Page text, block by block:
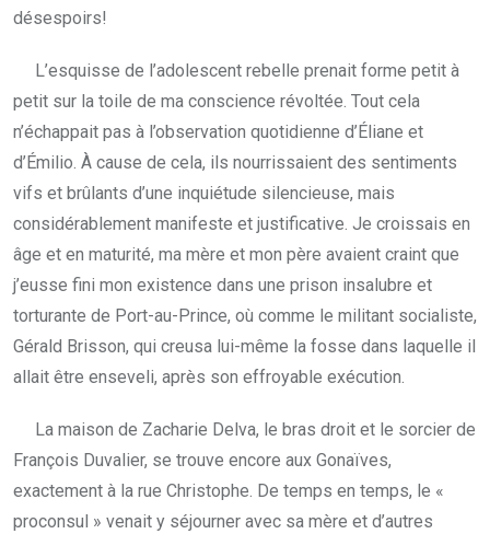
désespoirs!
L’esquisse de l’adolescent rebelle prenait forme petit à
petit sur la toile de ma conscience révoltée. Tout cela
n’échappait pas à l’observation quotidienne d’Éliane et
d’Émilio. À cause de cela, ils nourrissaient des sentiments
vifs et brûlants d’une inquiétude silencieuse, mais
considérablement manifeste et justificative. Je croissais en
âge et en maturité, ma mère et mon père avaient craint que
j’eusse fini mon existence dans une prison insalubre et
torturante de Port-au-Prince, où comme le militant socialiste,
Gérald Brisson, qui creusa lui-même la fosse dans laquelle il
allait être enseveli, après son effroyable exécution.
La maison de Zacharie Delva, le bras droit et le sorcier de
François Duvalier, se trouve encore aux Gonaïves,
exactement à la rue Christophe. De temps en temps, le «
proconsul » venait y séjourner avec sa mère et d’autres